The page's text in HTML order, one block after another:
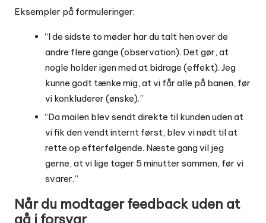
Eksempler på formuleringer:
“I de sidste to møder har du talt hen over de
andre flere gange (observation). Det gør, at
nogle holder igen med at bidrage (effekt). Jeg
kunne godt tænke mig, at vi får alle på banen, før
vi konkluderer (ønske).”
“Da mailen blev sendt direkte til kunden uden at
vi fik den vendt internt først, blev vi nødt til at
rette op efterfølgende. Næste gang vil jeg
gerne, at vi lige tager 5 minutter sammen, før vi
svarer.”
Når du modtager feedback uden at
gå i forsvar